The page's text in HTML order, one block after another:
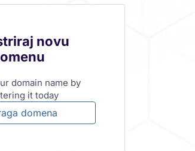
novu
domain name by
it today
domena